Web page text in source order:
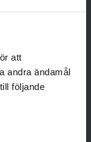
att
andra ändamål
följande
På Bravida